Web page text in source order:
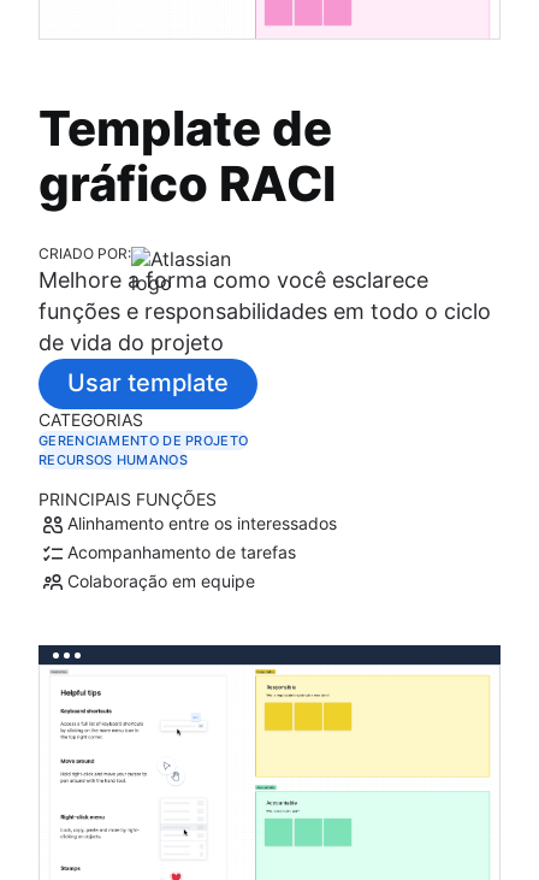
Template de
gráfico RACI
CRIADO POR:
Melhore a forma como você esclarece
funções e responsabilidades em todo o ciclo
de vida do projeto
Usar template
CATEGORIAS
GERENCIAMENTO DE PROJETO
RECURSOS HUMANOS
PRINCIPAIS FUNÇÕES
Alinhamento entre os interessados
Acompanhamento de tarefas
Colaboração em equipe